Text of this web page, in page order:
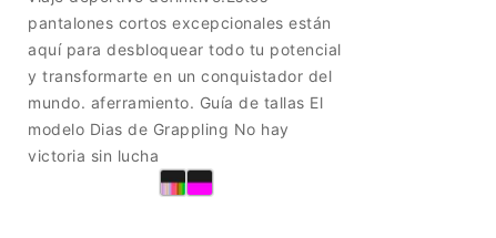
pantalones cortos excepcionales están
aquí para desbloquear todo tu potencial
y transformarte en un conquistador del
mundo. aferramiento. Guía de tallas El
modelo Dias de Grappling No hay
victoria sin lucha